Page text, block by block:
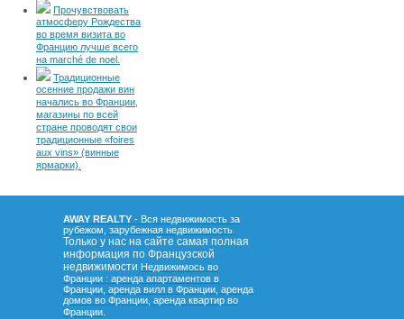
Прочувствовать
атмосферу Рождества
во время визита во
Францию лучше всего
на marché de noel.
Традиционные
осенние продажи вин
начались во Франции,
магазины по всей
стране проводят свои
традиционные «foires
aux vins» (винные
ярмарки).
AWAY REALTY - Вся недвижимость за
рубежом, зарубежная недвижимость.
Только у нас на сайте самая полная
информация по Французской
недвижимости Недвижимось во
Франции : аренда апартаментов в
Франции, аренда вилл в Франции, аренда
домов во Франции, аренда квартир во
Франции.